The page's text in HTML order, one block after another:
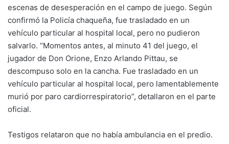
escenas de desesperación en el campo de juego. Según
confirmó la Policía chaqueña, fue trasladado en un
vehículo particular al hospital local, pero no pudieron
salvarlo. “Momentos antes, al minuto 41 del juego, el
jugador de Don Orione, Enzo Arlando Pittau, se
descompuso solo en la cancha. Fue trasladado en un
vehículo particular al hospital local, pero lamentablemente
murió por paro cardiorrespiratorio”, detallaron en el parte
oficial.
Testigos relataron que no había ambulancia en el predio.